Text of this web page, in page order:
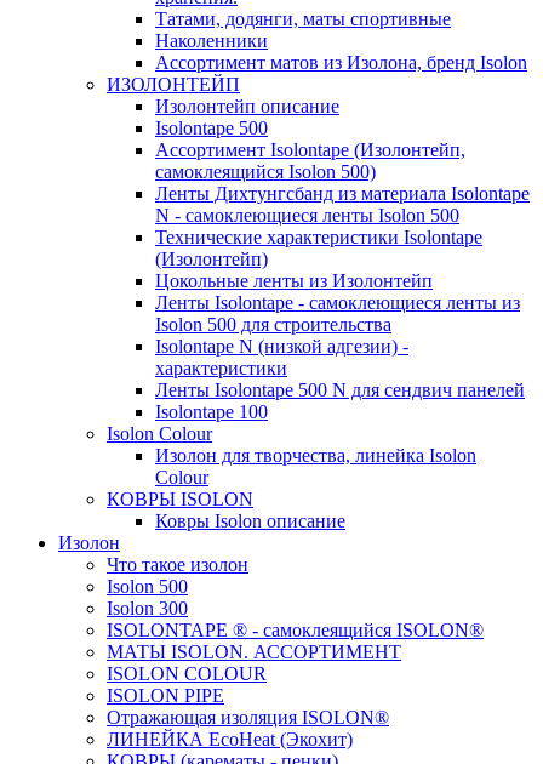
Татами, додянги, маты спортивные
Наколенники
Ассортимент матов из Изолона, бренд Isolon
ИЗОЛОНТЕЙП
Изолонтейп описание
Isolontape 500
Ассортимент Isolontape (Изолонтейп,
самоклеящийся Isolon 500)
Ленты Дихтунгсбанд из материала Isolontape
N - самоклеющиеся ленты Isolon 500
Технические характеристики Isolontape
(Изолонтейп)
Цокольные ленты из Изолонтейп
Ленты Isolontape - самоклеющиеся ленты из
Isolon 500 для строительства
Isolontape N (низкой адгезии) -
характеристики
Ленты Isolontape 500 N для сендвич панелей
Isolontape 100
Isolon Colour
Изолон для творчества, линейка Isolon
Colour
КОВРЫ ISOLON
Ковры Isolon описание
Изолон
Что такое изолон
Isolon 500
Isolon 300
ISOLONTAPE ® - самоклеящийся ISOLON®
МАТЫ ISOLON. АССОРТИМЕНТ
ISOLON COLOUR
ISOLON PIPE
Отражающая изоляция ISOLON®
ЛИНЕЙКА EcoHeat (Экохит)